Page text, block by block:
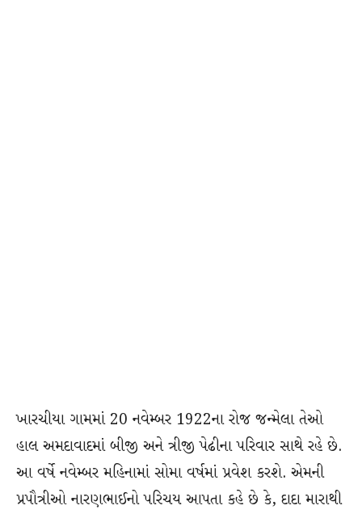
ખારચીયા ગામમાં 20 નવેમ્બર 1922ના રોજ જન્મેલા તેઓ
હાલ અમદાવાદમાં બીજી અને ત્રીજી પેઢીના પરિવાર સાથે રહે છે.
આ વર્ષે નવેમ્બર મહિનામાં સોમા વર્ષમાં પ્રવેશ કરશે. એમની
પ્રપૌત્રીઓ નારણભાઈનો પરિચય આપતા કહે છે કે, દાદા મારાથી